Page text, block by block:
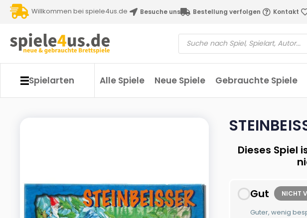
Willkommen bei spiele4us.de Besuche uns Bestellung verfolgen Kontakt
Spielarten Alle Spiele Neue Spiele Gebrauchte Spiele
Dieses Spiel
Gut NICHT
Guter, wenig